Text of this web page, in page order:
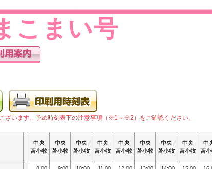
こまい号
ざいます。予め時刻表下の注意事項（※1～※2）をご確認ください。
中央
苫小牧
中央
苫小牧
中央
苫小牧
中央
苫小牧
中央
苫小牧
中央
苫小牧
中央
苫小牧
中央
苫小牧
中
苫
中央
苫小牧
中央
苫小牧
中央
苫小牧
中央
苫小牧
中央
苫小牧
中央
苫小牧
中央
苫小牧
中央
苫小牧
中
苫
中央
苫小牧
中央
苫小牧
中央
苫小牧
中央
苫小牧
中央
苫小牧
中央
苫小牧
中央
苫小牧
中央
苫小牧
中
苫
中央
苫小牧
中央
苫小牧
中央
苫小牧
中央
苫小牧
中央
苫小牧
中央
苫小牧
中央
苫小牧
中央
苫小牧
中
苫